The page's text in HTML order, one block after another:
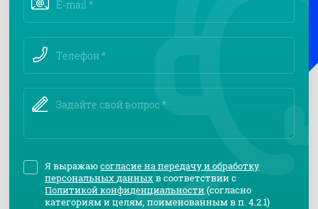
Я выражаюсогласие на передачу и обработку
персональных данныхв соответствии с
Политикой конфиденциальности(согласно
категориям и целям, поименованным в п. 4.2.1)